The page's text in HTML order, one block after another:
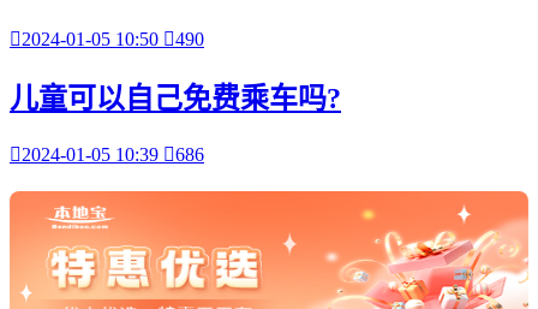
2024-01-05 10:50 490
儿童可以自己免费乘车吗?
2024-01-05 10:39 686